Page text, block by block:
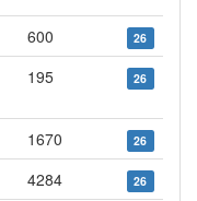
600 26
195 26
1670 26
4284 26